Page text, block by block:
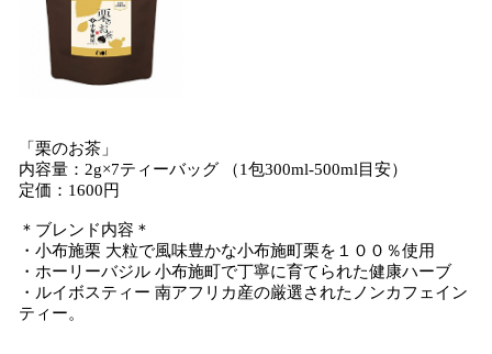
「栗のお茶」
内容量：2g×7ティーバッグ （1包300ml-500ml目安）
定価：1600円
＊ブレンド内容＊
・小布施栗 大粒で風味豊かな小布施町栗を１００％使用
・ホーリーバジル 小布施町で丁寧に育てられた健康ハーブ
・ルイボスティー 南アフリカ産の厳選されたノンカフェイン
ティー。